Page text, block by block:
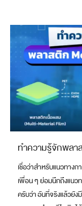
ทำความรู้จักพลา
เชื่อว่าสำหรับแนวทาง
เพื่อน ๆ ย่อมนึกถึงแนว
ครับว่า อันที่จริงแล้วยั